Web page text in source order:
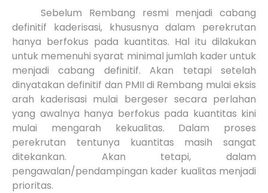
Sebelum Rembang resmi menjadi cabang
definitif kaderisasi, khususnya dalam perekrutan
hanya berfokus pada kuantitas. Hal itu dilakukan
untuk memenuhi syarat minimal jumlah kader untuk
menjadi cabang definitif. Akan tetapi setelah
dinyatakan definitif dan PMII di Rembang mulai eksis
arah kaderisasi mulai bergeser secara perlahan
yang awalnya hanya berfokus pada kuantitas kini
mulai mengarah kekualitas. Dalam proses
perekrutan tentunya kuantitas masih sangat
ditekankan. Akan tetapi, dalam
pengawalan/pendampingan kader kualitas menjadi
prioritas.